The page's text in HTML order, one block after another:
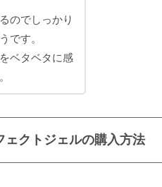
のでしっかり
です。
ベタベタに感
ェクトジェルの購入方法